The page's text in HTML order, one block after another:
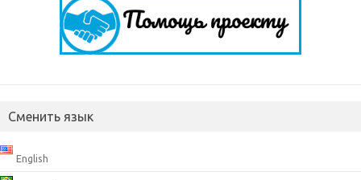
Сменить язык
English